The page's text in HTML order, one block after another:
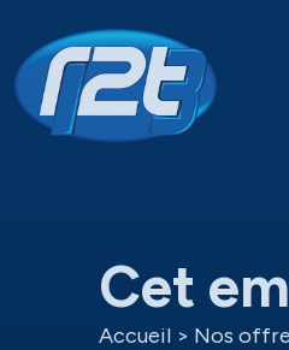
Cet
Accueil > Nos